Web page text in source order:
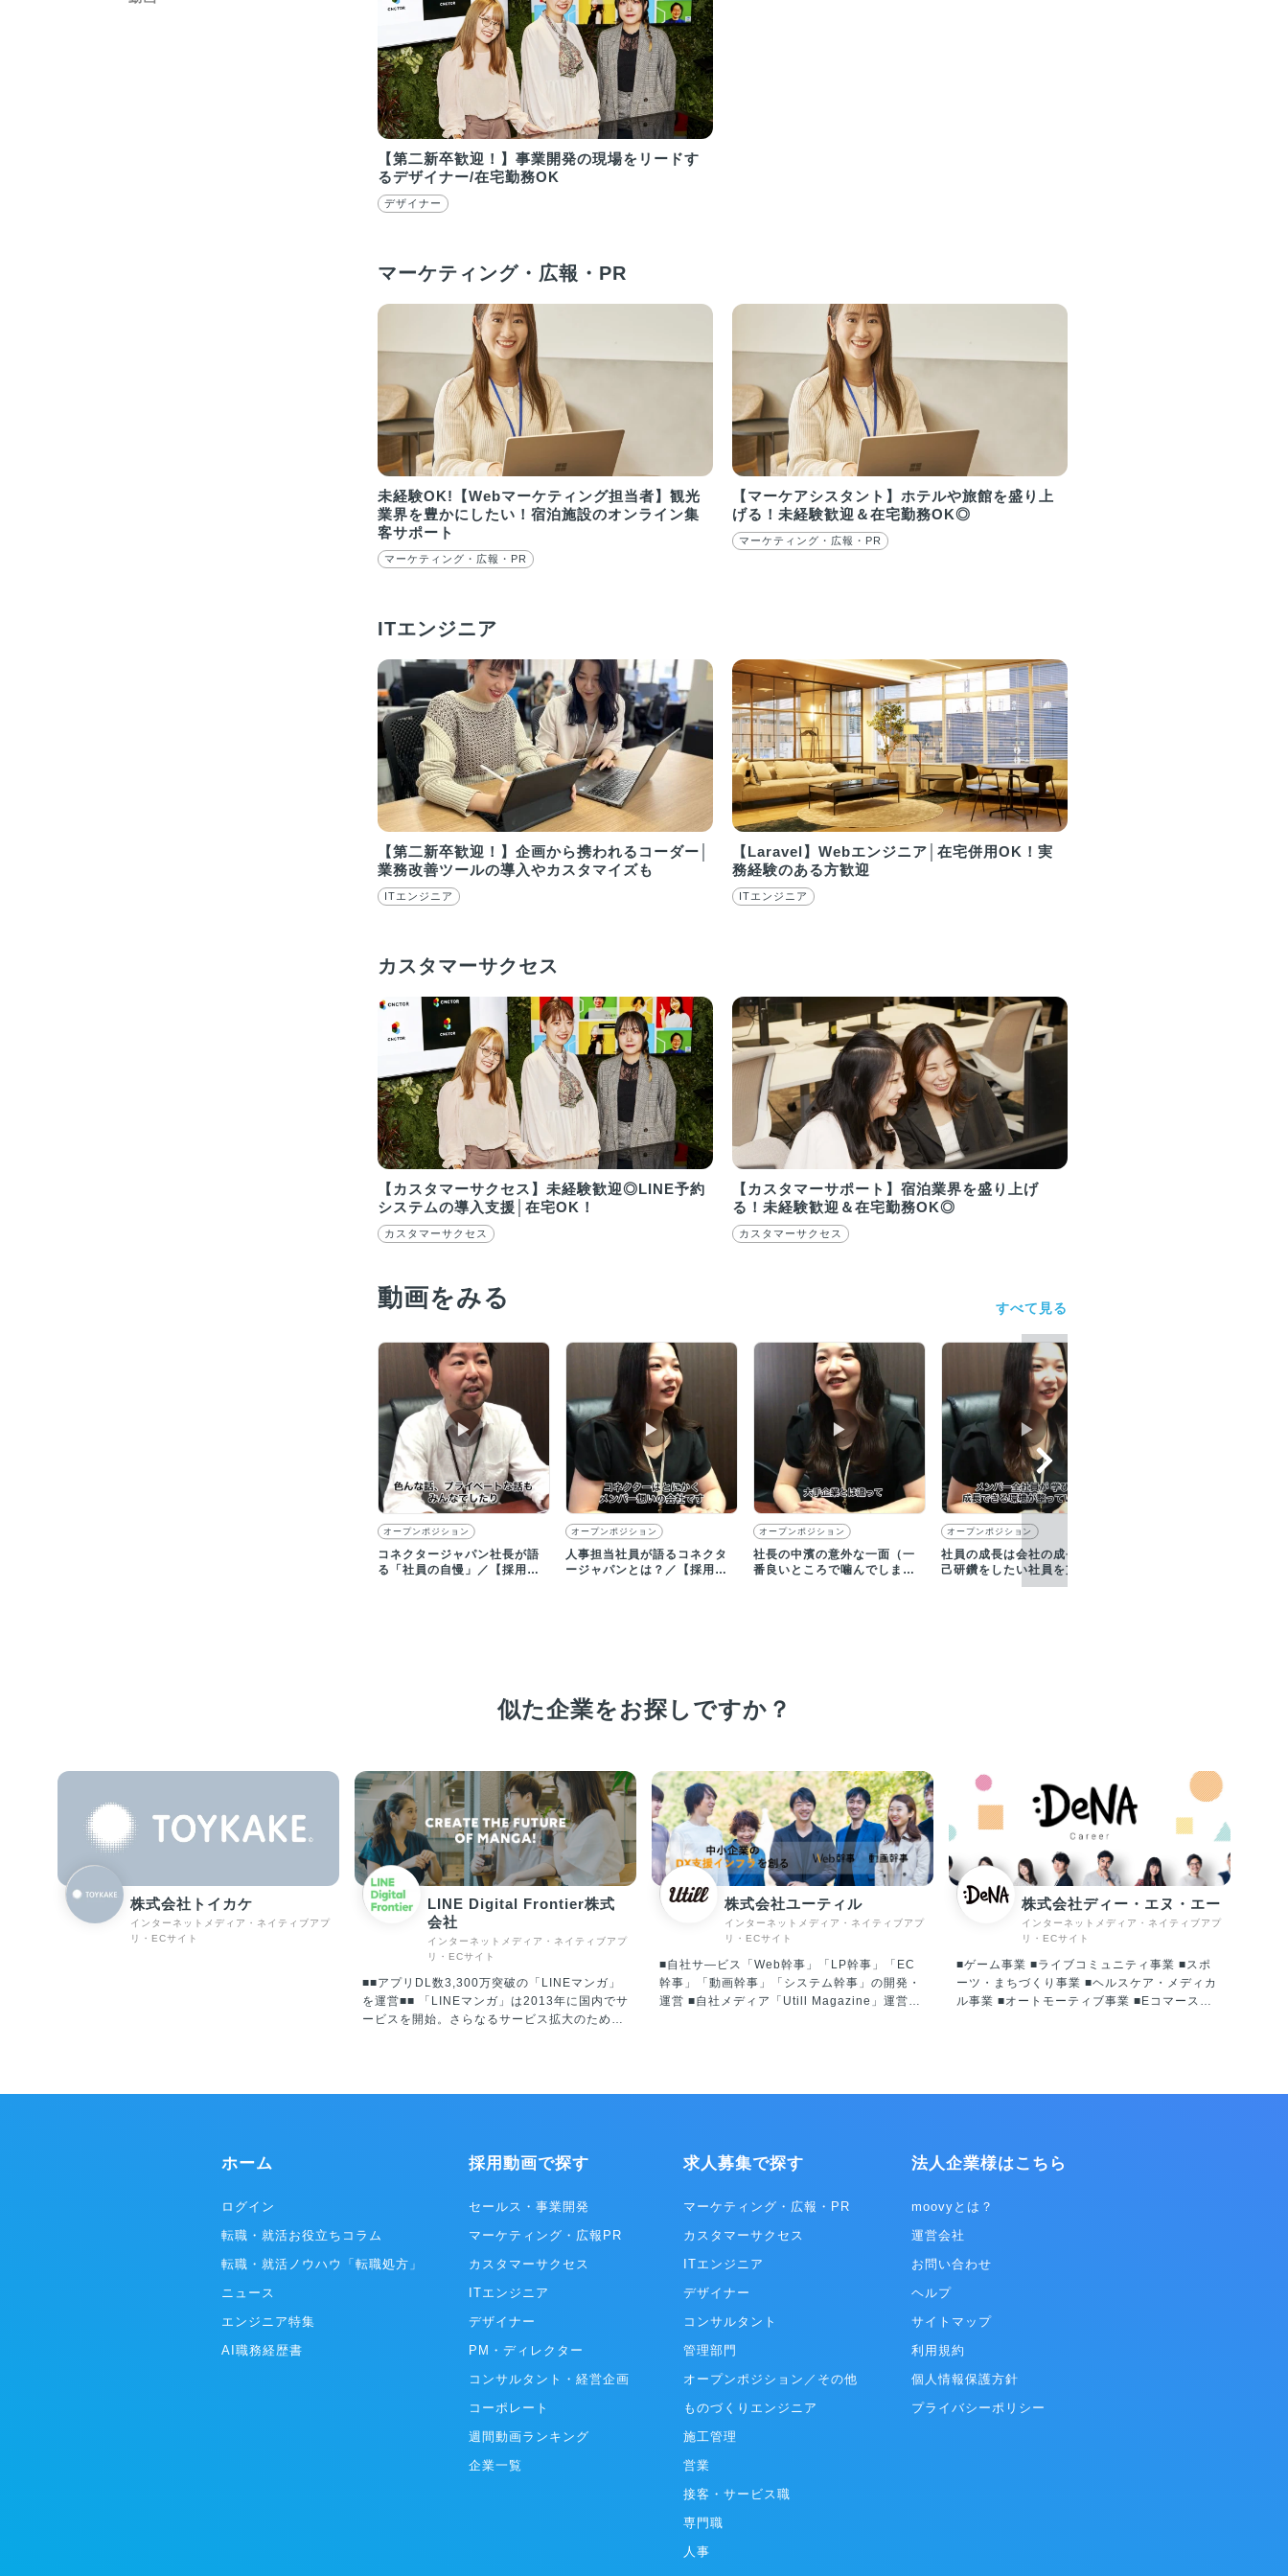
【第二新卒歓迎！】事業開発の現場をリードす
るデザイナー/在宅勤務OK
デザイナー
マーケティング・広報・PR
未経験OK!【Webマーケティング担当者】観光
業界を豊かにしたい！宿泊施設のオンライン集
客サポート
マーケティング・広報・PR
【マーケアシスタント】ホテルや旅館を盛り上
げる！未経験歓迎＆在宅勤務OK◎
マーケティング・広報・PR
ITエンジニア
【第二新卒歓迎！】企画から携われるコーダー│
業務改善ツールの導入やカスタマイズも
ITエンジニア
【Laravel】Webエンジニア│在宅併用OK！実
務経験のある方歓迎
ITエンジニア
カスタマーサクセス
【カスタマーサクセス】未経験歓迎◎LINE予約
システムの導入支援│在宅OK！
カスタマーサクセス
【カスタマーサポート】宿泊業界を盛り上げ
る！未経験歓迎＆在宅勤務OK◎
カスタマーサクセス
動画をみる すべて見る
▶︎
オープンポジション
コネクタージャパン社長が語
る「社員の自慢」／【採用動
▶︎
オープンポジション
人事担当社員が語るコネクタ
ージャパンとは？／【採用動
▶︎
オープンポジション
社長の中濱の意外な一面（一
番良いところで噛んでしまっ
▶︎
オープンポジション
社員の成長は会社の成長！自
己研鑽をしたい社員を支援し
ています／【採用動画】
似た企業をお探しですか？
株式会社トイカケ
インターネットメディア・ネイティブアプ
リ・ECサイト
LINE Digital Frontier株式
会社
インターネットメディア・ネイティブアプ
リ・ECサイト
■■アプリDL数3,300万突破の「LINEマンガ」
を運営■■ 「LINEマンガ」は2013年に国内でサ
ービスを開始。さらなるサービス拡大のため、
Inc.の100％子会社となり、現在は“WEBTOON
誰もが使う「国民的サービス」を目指し、エン
ビス展開する、電子コミックを中心としたプラ
ットフォームの連合体。代表的なプラットフォ
ームは「LINEマンガ」（日本/LINE Digital
Frontier株式会社）、「WEBTOON」（北中南
「NAVER WEBTOON」（韓国/NAVER
WEBTOON Ltd.）、「LINE WEBTOON」（東
た月間利用者数（MAU）は8,200万、累計ダウ
ンロード数は2億超、ひと月の流通額は100億
株式会社ユーティル
インターネットメディア・ネイティブアプ
リ・ECサイト
■自社サ―ビス「Web幹事」「LP幹事」「EC
幹事」「動画幹事」「システム幹事」の開発・
運営 ■自社メディア「Utill Magazine」運営
という想いから創ったサービスです。情報の非
株式会社ディー・エヌ・エー
インターネットメディア・ネイティブアプ
リ・ECサイト
■ゲーム事業 ■ライブコミュニティ事業 ■スポ
ーツ・まちづくり事業 ■ヘルスケア・メディカ
ル事業 ■オートモーティブ事業 ■Eコマース事
そしてソーシャルゲームと次々に新しい事業の
で、多様なサービスを提供しています。 さら
が生み出せる余地の大きい分野の一つである、
ています。 モバイルインターネットサービスの
トップクラスのノウハウを保有し、大規模ユー
ザープラットフォームを持つDeNAでやる新規
事が出来るやりがいを感じることができます。
ホーム
ログイン
転職・就活お役立ちコラム
転職・就活ノウハウ「転職処方」
ニュース
エンジニア特集
AI職務経歴書
採用動画で探す
セールス・事業開発
マーケティング・広報PR
カスタマーサクセス
ITエンジニア
デザイナー
PM・ディレクター
コンサルタント・経営企画
コーポレート
週間動画ランキング
企業一覧
求人募集で探す
マーケティング・広報・PR
カスタマーサクセス
ITエンジニア
デザイナー
コンサルタント
管理部門
オープンポジション／その他
ものづくりエンジニア
施工管理
営業
接客・サービス職
専門職
人事
法人企業様はこちら
moovyとは？
運営会社
お問い合わせ
ヘルプ
サイトマップ
利用規約
個人情報保護方針
プライバシーポリシー